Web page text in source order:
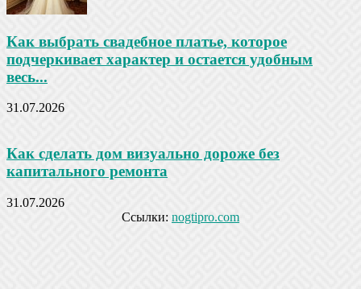
Как выбрать свадебное платье, которое
подчеркивает характер и остается удобным
весь...
31.07.2026
Как сделать дом визуально дороже без
капитального ремонта
31.07.2026
Ссылки: nogtipro.com